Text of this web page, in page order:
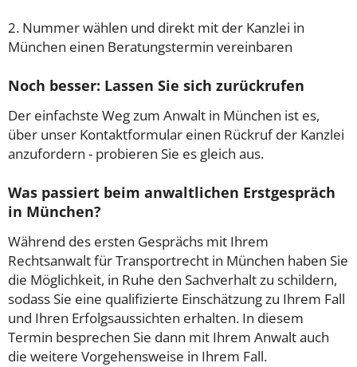
2. Nummer wählen und direkt mit der Kanzlei in
München einen Beratungstermin vereinbaren
Noch besser: Lassen Sie sich zurückrufen
Der einfachste Weg zum Anwalt in München ist es,
über unser Kontaktformular einen Rückruf der Kanzlei
anzufordern - probieren Sie es gleich aus.
Was passiert beim anwaltlichen Erstgespräch
in München?
Während des ersten Gesprächs mit Ihrem
Rechtsanwalt für Transportrecht in München haben Sie
die Möglichkeit, in Ruhe den Sachverhalt zu schildern,
sodass Sie eine qualifizierte Einschätzung zu Ihrem Fall
und Ihren Erfolgsaussichten erhalten. In diesem
Termin besprechen Sie dann mit Ihrem Anwalt auch
die weitere Vorgehensweise in Ihrem Fall.